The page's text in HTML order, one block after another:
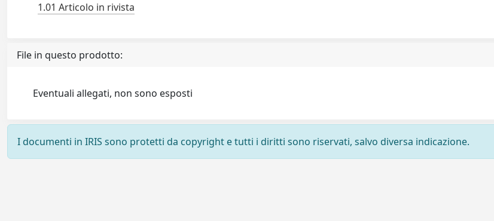
1.01 Articolo in rivista
File in questo prodotto:
Eventuali allegati, non sono esposti
I documenti in IRIS sono protetti da copyright e tutti i diritti sono riservati, salvo diversa indicazione.